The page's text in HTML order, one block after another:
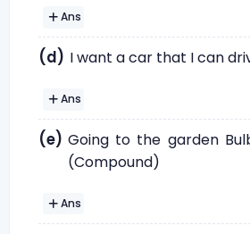
Ans
(d) I want a car that I can
Ans
(e) Going to the garden
(Compound)
Ans